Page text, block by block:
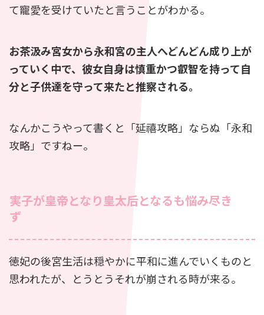
て寵愛を受けていたと言うことがわかる。
お茶汲み宮女から永和宮の主人へどんどん成り上が
っていく中で、彼女自身は慎重かつ叡智を持って自
分と子供達を守って来たと推察される。
なんかこうやって書くと「延禧攻略」ならぬ「永和
攻略」ですねー。
実子が皇帝となり皇太后となるも悩み尽き
ず
徳妃の後宮生活は穏やかに平和に進んでいくものと
思われたが、とうとうそれが崩される時が来る。